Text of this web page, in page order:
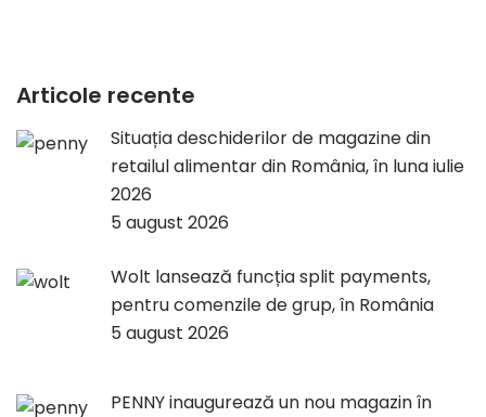
Articole recente
Situația deschiderilor de magazine din
retailul alimentar din România, în luna iulie
2026
5 august 2026
Wolt lansează funcția split payments,
pentru comenzile de grup, în România
5 august 2026
PENNY inaugurează un nou magazin în